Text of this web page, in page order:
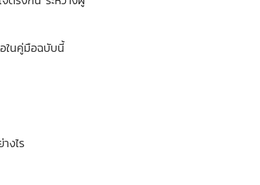
นคู่มือฉบับนี้
งไร